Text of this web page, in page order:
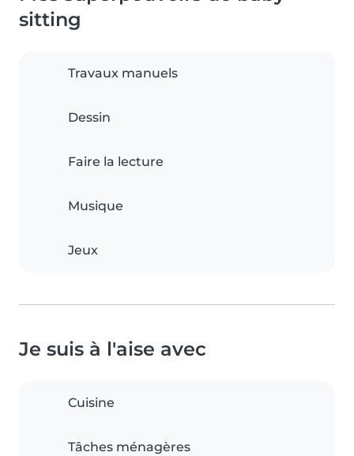
sitting
Travaux manuels
Dessin
Faire la lecture
Musique
Jeux
Je suis à l'aise avec
Cuisine
Tâches ménagères